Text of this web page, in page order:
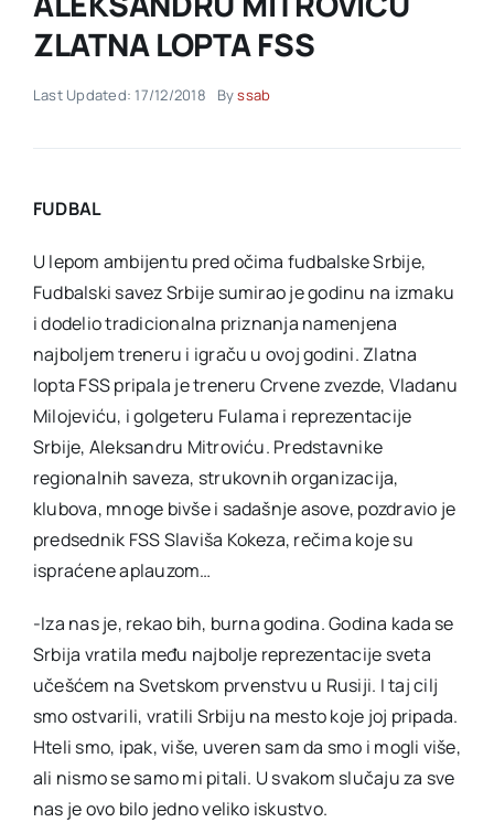
Akti SSAB
ZLATNA LOPTA FSS
Last Updated: 17/12/2018 Byssab
FUDBAL
U lepom ambijentu pred očima fudbalske Srbije,
Fudbalski savez Srbije sumirao je godinu na izmaku
i dodelio tradicionalna priznanja namenjena
najboljem treneru i igraču u ovoj godini. Zlatna
lopta FSS pripala je treneru Crvene zvezde, Vladanu
Milojeviću, i golgeteru Fulama i reprezentacije
Srbije, Aleksandru Mitroviću. Predstavnike
regionalnih saveza, strukovnih organizacija,
klubova, mnoge bivše i sadašnje asove, pozdravio je
predsednik FSS Slaviša Kokeza, rečima koje su
ispraćene aplauzom…
-Iza nas je, rekao bih, burna godina. Godina kada se
Srbija vratila među najbolje reprezentacije sveta
učešćem na Svetskom prvenstvu u Rusiji. I taj cilj
smo ostvarili, vratili Srbiju na mesto koje joj pripada.
Hteli smo, ipak, više, uveren sam da smo i mogli više,
ali nismo se samo mi pitali. U svakom slučaju za sve
nas je ovo bilo jedno veliko iskustvo.